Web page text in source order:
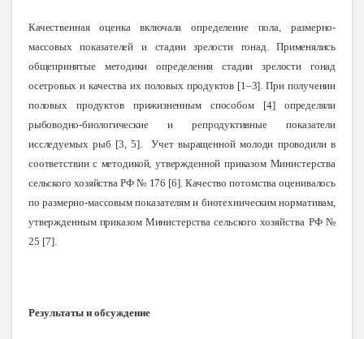
Качественная оценка включала определение пола, размерно-
массовых показателей и стадии зрелости гонад. Применялись
общепринятые методики определения стадии зрелости гонад
осетровых и качества их половых продуктов [1–3]. При получении
половых продуктов прижизненным способом [4] определяли
рыбоводно-биологические и репродуктивныепоказатели
исследуемых рыб [3, 5]. Учет выращенной молоди проводили в
соответствии с методикой, утвержденной приказом Министерства
сельского хозяйства РФ № 176 [6].Качество потомства оценивалось
по размерно-массовым показателям и биотехническим нормативам,
утвержденным приказом Министерства сельского хозяйства РФ №
25 [7].
Результаты и обсуждение